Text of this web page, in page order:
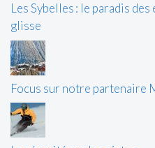
Les Sybelles : le paradis
glisse
Focus sur notre partenaire